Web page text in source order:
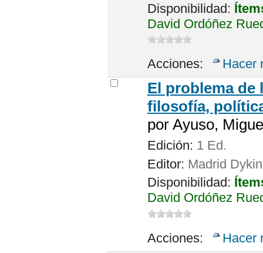
Disponibilidad:
David Ordóñez
Acciones: Hacer
El problema de
filosofía,
por Ayuso,
Edición: 1 Ed.
Editor: Madrid
Disponibilidad:
David Ordóñez
Acciones: Hacer